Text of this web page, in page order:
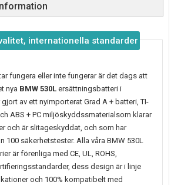
internationella standarder
fungera eller inte fungerar är det dags att
nya BMW 530L ersättningsbatteri i
av ett nyimporterat Grad A + batteri, TI-
ABS + PC miljöskyddssmaterialsom klarar
och är slitageskyddat, och som har
100 säkerhetstester. Alla våra BMW 530L
är förenliga med CE, UL, ROHS,
dess design är i linje
och 100% kompatibelt med